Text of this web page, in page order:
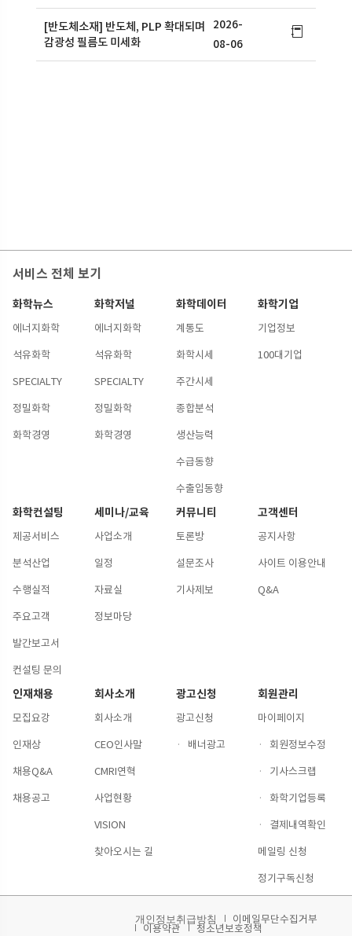
[반도체소재] 반도체, PLP 확대되며
감광성 필름도 미세화
2026-
08-06
서비스 전체 보기
화학뉴스
에너지화학
석유화학
SPECIALTY
정밀화학
화학경영
화학저널
에너지화학
석유화학
SPECIALTY
정밀화학
화학경영
화학데이터
계통도
화학시세
주간시세
종합분석
생산능력
수급동향
수출입동향
화학기업
기업정보
100대기업
화학컨설팅
제공서비스
분석산업
수행실적
주요고객
발간보고서
컨설팅 문의
세미나/교육
사업소개
일정
자료실
정보마당
커뮤니티
토론방
설문조사
기사제보
고객센터
공지사항
사이트 이용안내
Q&A
인재채용
모집요강
인재상
채용Q&A
채용공고
회사소개
회사소개
CEO인사말
CMRI연혁
사업현황
VISION
찾아오시는 길
광고신청
광고신청
·
배너광고
회원관리
마이페이지
·
회원정보수정
·
기사스크랩
·
화학기업등록
·
결제내역확인
메일링 신청
정기구독신청
개인정보취급방침 이메일무단수집거부
이용약관 청소년보호정책